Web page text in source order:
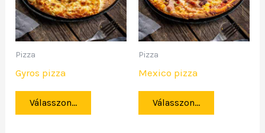
Pizza
Gyros pizza
Válasszon...
Pizza
Mexico pizza
Válasszon...